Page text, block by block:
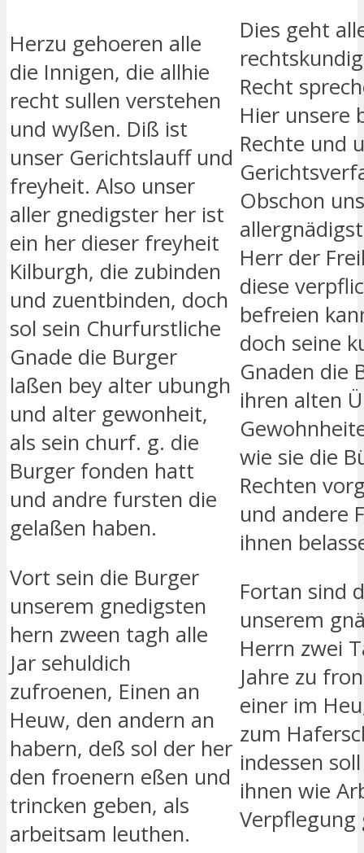
Herzu gehoeren alle
die Innigen, die allhie
recht sullen verstehen
und wyßen. Diß ist
unser Gerichtslauff und
freyheit. Also unser
aller gnedigster her ist
ein her dieser freyheit
Kilburgh, die zubinden
und zuentbinden, doch
sol sein Churfurstliche
Gnade die Burger
laßen bey alter ubungh
und alter gewonheit,
als sein churf. g. die
Burger fonden hatt
und andre fursten die
gelaßen haben.
Dies geht
Recht
Hier unsere
Rechte und
Obschon
Herr der
diese
befreien
doch seine
Gnaden die
ihren alten
wie sie die
Rechten
und andere
ihnen
Vort sein die Burger
unserem gnedigsten
hern zween tagh alle
Jar sehuldich
zufroenen, Einen an
Heuw, den andern an
habern, deß sol der her
den froenern eßen und
trincken geben, als
arbeitsam leuthen.
Fortan sind
unserem
Herrn zwei
Jahre zu
einer im
zum
indessen
ihnen wie
Verpflegung